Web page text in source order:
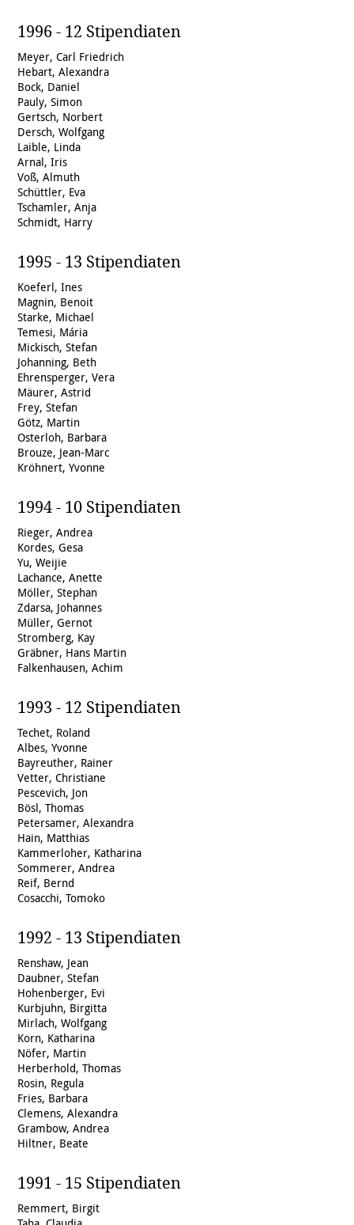
1996 - 12 Stipendiaten
Meyer, Carl Friedrich
Hebart, Alexandra
Bock, Daniel
Pauly, Simon
Gertsch, Norbert
Dersch, Wolfgang
Laible, Linda
Arnal, Iris
Voß, Almuth
Schüttler, Eva
Tschamler, Anja
Schmidt, Harry
1995 - 13 Stipendiaten
Koeferl, Ines
Magnin, Benoit
Starke, Michael
Temesi, Mária
Mickisch, Stefan
Johanning, Beth
Ehrensperger, Vera
Mäurer, Astrid
Frey, Stefan
Götz, Martin
Osterloh, Barbara
Brouze, Jean-Marc
Kröhnert, Yvonne
1994 - 10 Stipendiaten
Rieger, Andrea
Kordes, Gesa
Yu, Weijie
Lachance, Anette
Möller, Stephan
Zdarsa, Johannes
Müller, Gernot
Stromberg, Kay
Gräbner, Hans Martin
Falkenhausen, Achim
1993 - 12 Stipendiaten
Techet, Roland
Albes, Yvonne
Bayreuther, Rainer
Vetter, Christiane
Pescevich, Jon
Bösl, Thomas
Petersamer, Alexandra
Hain, Matthias
Kammerloher, Katharina
Sommerer, Andrea
Reif, Bernd
Cosacchi, Tomoko
1992 - 13 Stipendiaten
Renshaw, Jean
Daubner, Stefan
Hohenberger, Evi
Kurbjuhn, Birgitta
Mirlach, Wolfgang
Korn, Katharina
Nöfer, Martin
Herberhold, Thomas
Rosin, Regula
Fries, Barbara
Clemens, Alexandra
Grambow, Andrea
Hiltner, Beate
1991 - 15 Stipendiaten
Remmert, Birgit